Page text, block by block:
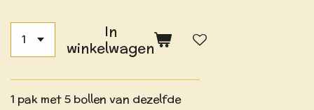
In
winkelwagen
1 pak met 5 bollen van dezelfde